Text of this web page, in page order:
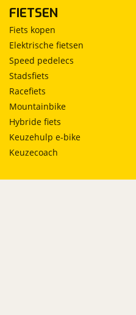
FIETSEN
Fiets kopen
Elektrische fietsen
Speed pedelecs
Stadsfiets
Racefiets
Mountainbike
Hybride fiets
Keuzehulp e-bike
Keuzecoach